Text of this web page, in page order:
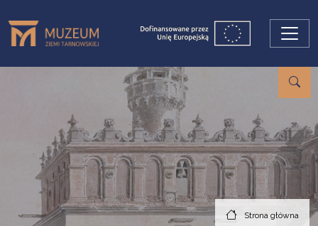
Strona główna